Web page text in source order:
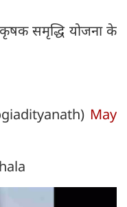
कृषक समृद्धि योजना के
May